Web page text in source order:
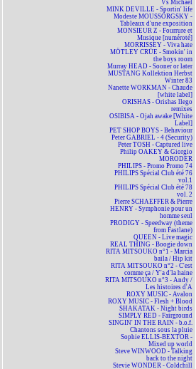
Vs Michael
MINK DEVILLE - Sportin' life
Modeste MOUSSORGSKY -
Tableaux d'une exposition
MONSIEUR Z - Fourrure et
Musique [numéroté]
MORRISSEY - Viva hate
MÖTLEY CRÜE - Smokin' in
the boys room
Murray HEAD - Sooner or later
MUSTANG Kollektion Herbst
Winter 83
Nanette WORKMAN - Chaude
[white label]
ORISHAS - Orishas llego
remixes
OSIBISA - Ojah awake [White
Label]
PET SHOP BOYS - Behaviour
Peter GABRIEL - 4 (Security)
Peter TOSH - Captured live
Philip OAKEY & Giorgio
MORODER
PHILIPS - Promo Promo 74
PHILIPS Spécial Club été 76
vol.1
PHILIPS Spécial Club été 78
vol. 2
Pierre SCHAEFFER & Pierre
HENRY - Symphonie pour un
homme seul
PRODIGY - Speedway (theme
from Fastlane)
QUEEN - Live magic
REAL THING - Boogie down
RITA MITSOUKO n°1 - Marcia
baila / Hip kit
RITA MITSOUKO n°2 - C'est
comme ça / Y'a d'la haine
RITA MITSOUKO n°3 - Andy /
Les histoires d'A
ROXY MUSIC - Avalon
ROXY MUSIC - Flesh + Blood
SHAKATAK - Night birds
SIMPLY RED - Fairground
SINGIN' IN THE RAIN - b.o.f.
Chantons sous la pluie
Sophie ELLIS-BEXTOR -
Mixed up world
Steve WINWOOD - Talking
back to the night
Stevie WONDER - Coldchill